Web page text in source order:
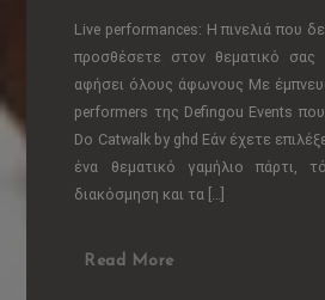
Live performances: Η πινελιά που
προσθέσετε στον θεματικό
αφήσει όλους άφωνους Με
performers της Defingou Events
Do Catwalk by ghd Εάν έχετε
ένα θεματικό γαμήλιο πάρτι,
διακόσμηση και τα […]
Read More